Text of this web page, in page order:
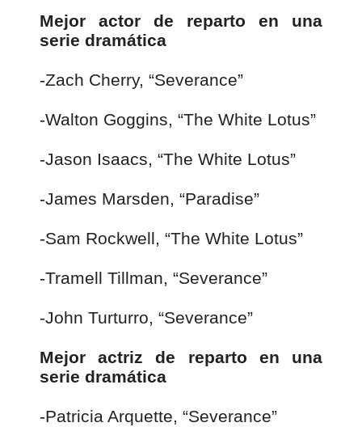
Mejor actor de reparto en una
serie dramática
-Zach Cherry, “Severance”
-Walton Goggins, “The White Lotus”
-Jason Isaacs, “The White Lotus”
-James Marsden, “Paradise”
-Sam Rockwell, “The White Lotus”
-Tramell Tillman, “Severance”
-John Turturro, “Severance”
Mejor actriz de reparto en una
serie dramática
-Patricia Arquette, “Severance”